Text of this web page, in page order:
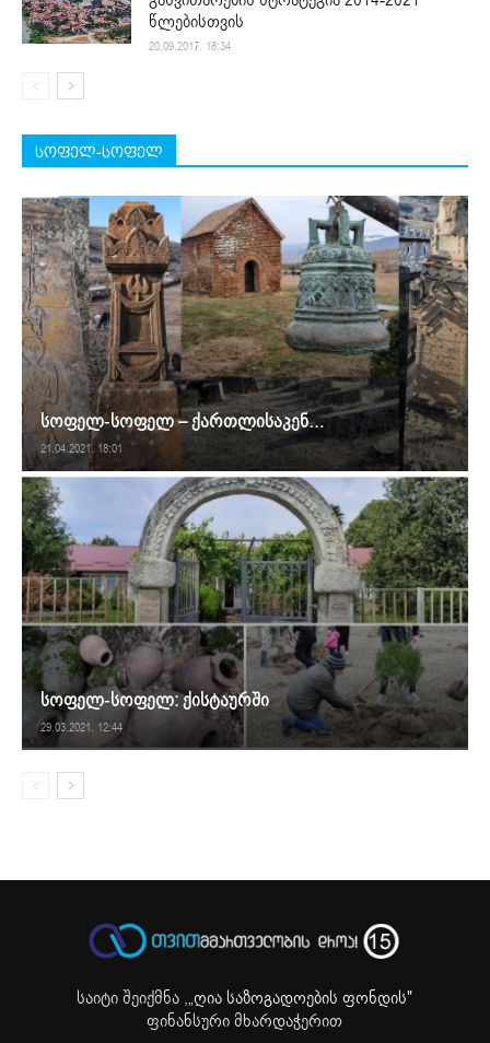
წლებისთვის
20.09.2017. 18:34
სოფელ-სოფელ
სოფელ-სოფელ – ქართლისაკენ…
21.04.2021. 18:01
სოფელ-სოფელ: ქისტაურში
29.03.2021. 12:44
საიტი შეიქმნა ,„ღია საზოგადოების ფონდის"
ფინანსური მხარდაჭერით